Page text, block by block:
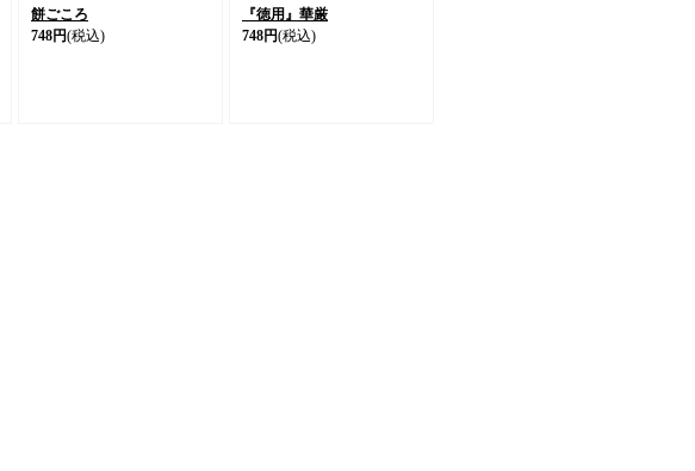
餅ごころ
748円(税込)
『徳用』華厳
748円(税込)